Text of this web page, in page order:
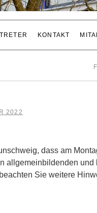
KONTAKT
2022
dass am
allgemeinbildenden und
Sie weitere